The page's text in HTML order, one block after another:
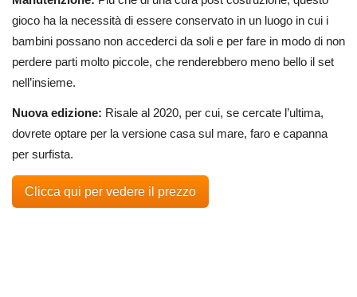
gioco ha la necessità di essere conservato in un luogo in cui i
bambini possano non accederci da soli e per fare in modo di non
perdere parti molto piccole, che renderebbero meno bello il set
nell’insieme.
Nuova edizione: Risale al 2020, per cui, se cercate l’ultima,
dovrete optare per la versione casa sul mare, faro e capanna
per surfista.
Clicca qui per vedere il prezzo